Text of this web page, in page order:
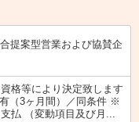
提案型営業および協賛企
格等により決定致します
（3ヶ月間）／同条件 ※
払 （変動項目及び月...